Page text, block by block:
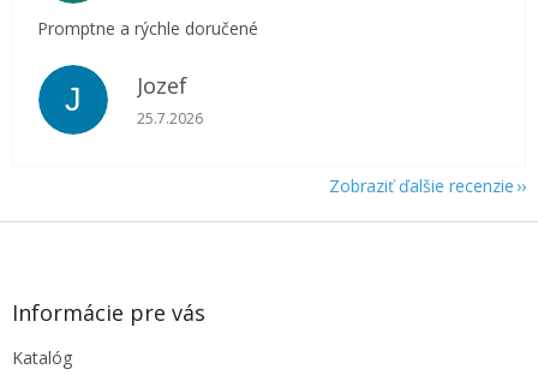
Promptne a rýchle doručené
J Jozef
Hodnotenie obchodu je 5 z 5 hviezdičiek.
25.7.2026
Zobraziť ďalšie recenzie
Z
Informácie pre vás
Katalóg